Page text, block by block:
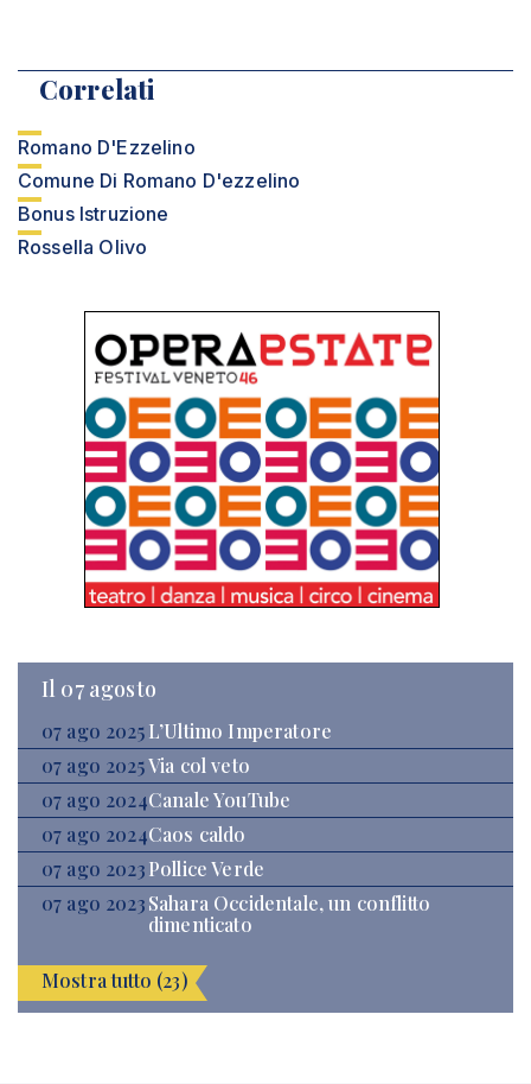
Correlati
Romano D'Ezzelino
Comune Di Romano D'ezzelino
Bonus Istruzione
Rossella Olivo
Il 07 agosto
07 ago 2025 L’Ultimo Imperatore
07 ago 2025Via col veto
07 ago 2024Canale YouTube
07 ago 2024Caos caldo
07 ago 2023Pollice Verde
07 ago 2023Sahara Occidentale, un conflitto
dimenticato
Mostra tutto (23)